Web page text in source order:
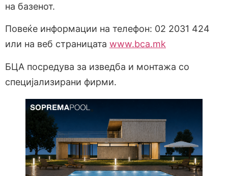
на базенот.
Повеќе информации на телефон: 02 2031 424
или на веб страницата www.bca.mk
БЦА посредува за изведба и монтажа со
специјализирани фирми.